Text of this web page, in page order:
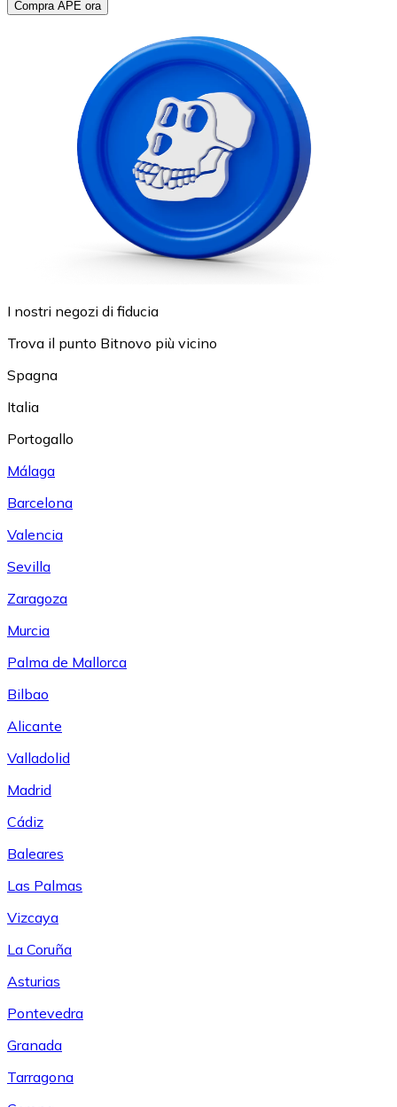
Compra APE ora
I nostri negozi di fiducia
Trova il punto Bitnovo più vicino
Spagna
Italia
Portogallo
Málaga
Barcelona
Valencia
Sevilla
Zaragoza
Murcia
Palma de Mallorca
Bilbao
Alicante
Valladolid
Madrid
Cádiz
Baleares
Las Palmas
Vizcaya
La Coruña
Asturias
Pontevedra
Granada
Tarragona